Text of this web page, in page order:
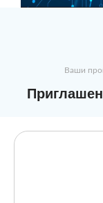
Ваши